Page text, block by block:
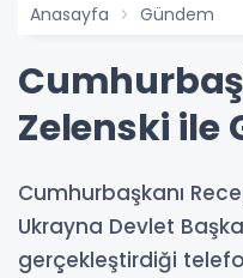
Anasayfa Gündem
Zelenski ile
Cumhurbaşkanı
Ukrayna Devlet
gerçekleştirdiği